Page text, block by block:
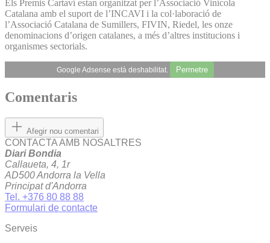
Els Premis Cartaví estan organitzat per l’Associació Vinícola
Catalana amb el suport de l’INCAVI i la col·laboració de
l’Associació Catalana de Sumillers, FIVIN, Riedel, les onze
denominacions d’origen catalanes, a més d’altres institucions i
organismes sectorials.
Google Adsense està deshabilitat. Permetre
Comentaris
Afegir nou comentari
CONTACTA AMB NOSALTRES
Diari Bondia
Callaueta, 4, 1r
AD500 Andorra la Vella
Principat d'Andorra
Tel. +376 80 88 88
Formulari de contacte
Serveis